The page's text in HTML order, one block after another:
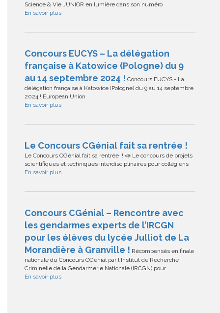
Science & Vie JUNIOR en lumière dans son numéro
En savoir plus
Concours EUCYS – La délégation
française à Katowice (Pologne) du 9
au 14 septembre 2024 ! Concours EUCYS - La
délégation française à Katowice (Pologne) du 9 au 14 septembre
2024 ! European Union
En savoir plus
Le Concours CGénial fait sa rentrée !
Le Concours CGénial fait sa rentrée ! 📣 Le concours de projets
scientifiques et techniques interdisciplinaires pour collégiens
En savoir plus
Concours CGénial – Rencontre avec
les gendarmes experts de l’IRCGN
pour les élèves du lycée Julliot de La
Morandière à Granville ! Récompensés en finale
nationale du Concours CGénial par l'Institut de Recherche
Criminelle de la Gendarmerie Nationale (IRCGN) pour
En savoir plus